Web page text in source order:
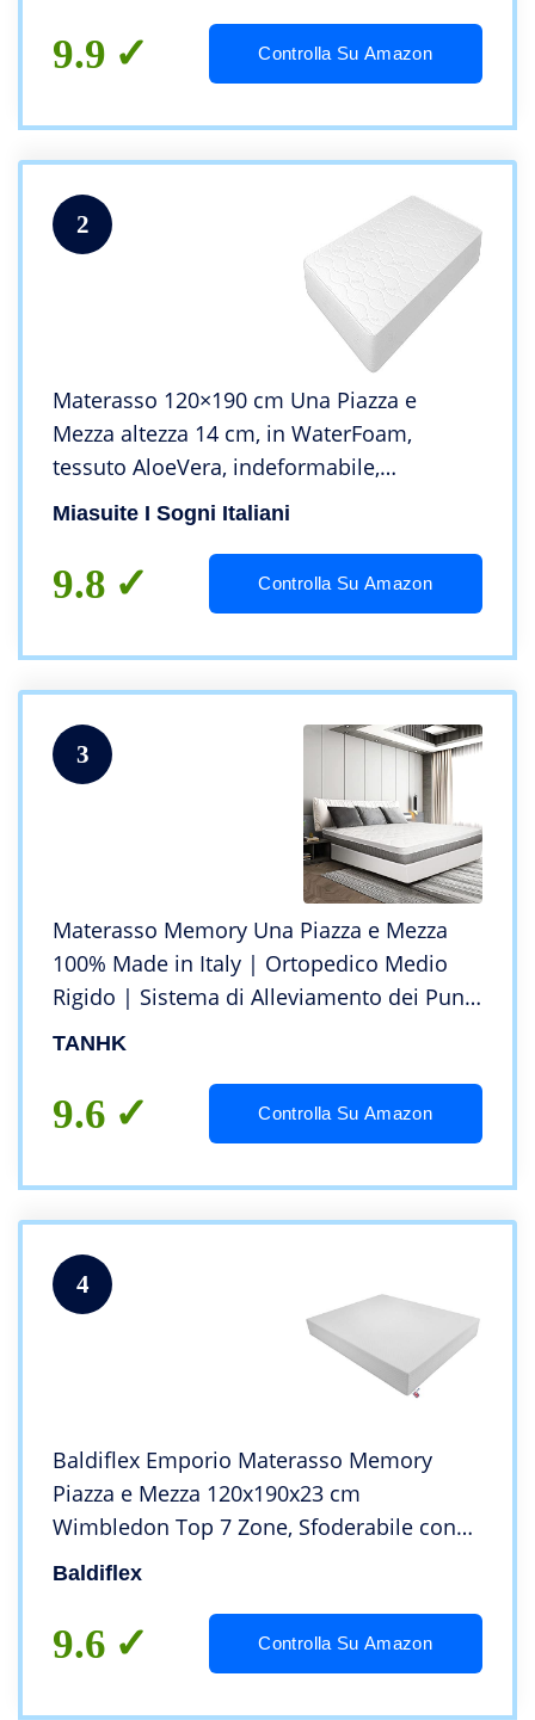
9.9 Controlla Su Amazon
2
Materasso 120×190 cm Una Piazza e
Mezza altezza 14 cm, in WaterFoam,
tessuto AloeVera, indeformabile,
anallergico ed antiacaro, rigidità media.
Modello: Plus H14
Miasuite I Sogni Italiani
9.8 Controlla Su Amazon
3
Materasso Memory Una Piazza e Mezza
100% Made in Italy | Ortopedico Medio
Rigido | Sistema di Alleviamento dei Punti
di Pressione | Anallergico, Antibatterico e
TANHK
9.6 Controlla Su Amazon
4
Baldiflex Emporio Materasso Memory
Piazza e Mezza 120x190x23 cm
Wimbledon Top 7 Zone, Sfoderabile con
Zip + Cuscino Omaggio
Baldiflex
9.6 Controlla Su Amazon